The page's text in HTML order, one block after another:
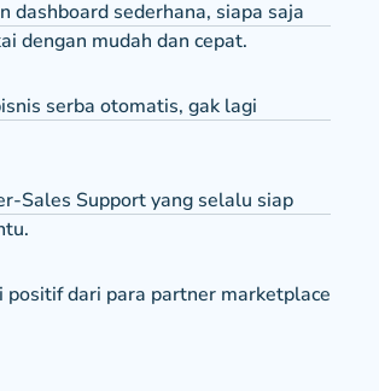
dashboard sederhana, siapa saja
dengan mudah dan cepat.
serba otomatis, gak lagi
Sales Support yang selalu siap
positif dari para partner marketplace